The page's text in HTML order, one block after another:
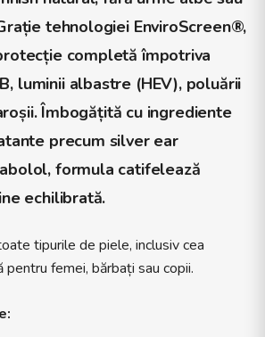
tehnologiei EnviroScreen®,
completă împotriva
luminii albastre (HEV), poluării
Îmbogățită cu ingrediente
precum silver ear
, formula catifelează
echilibrată.
tipurile de piele, inclusiv cea
femei, bărbați sau copii.